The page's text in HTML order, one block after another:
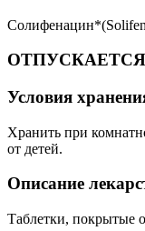
Условия
Хранить при
от детей.
Описание
Таблетки, покрытые